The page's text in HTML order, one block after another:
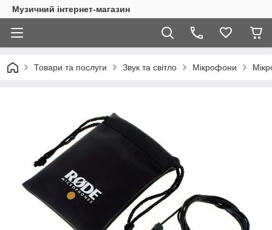
Музичний інтернет-магазин
Товари та послуги Звук та світло Мікрофони